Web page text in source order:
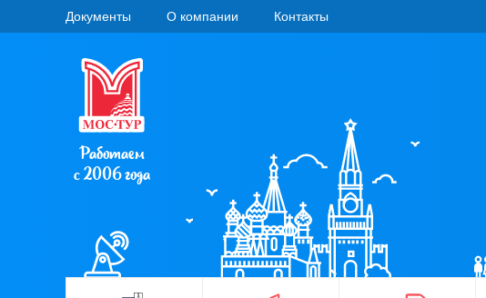
Документы О компании Контакты
Работаем
с 2006 года